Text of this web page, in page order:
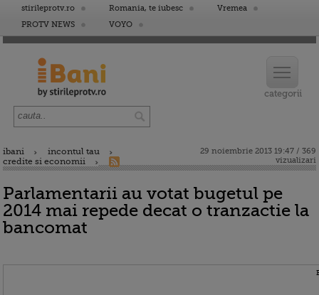
stirileprotv.ro Romania, te iubesc
Vremea
PROTV NEWS
VOYO
ibani
incontul tau
credite si economii
29 noiembrie 2013 19:47 / 369
vizualizari
Parlamentarii au votat bugetul pe
2014 mai repede decat o tranzactie la
bancomat